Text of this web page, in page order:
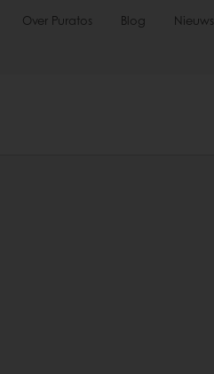
Over Puratos Blog Nieuws